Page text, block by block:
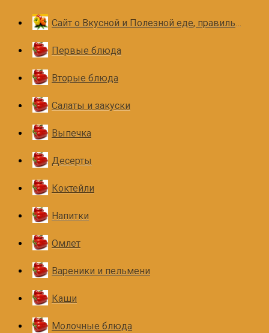
Сайт о Вкусной и Полезной еде, правильном и здоровом питании
Первые блюда
Вторые блюда
Салаты и закуски
Выпечка
Десерты
Коктейли
Напитки
Омлет
Вареники и пельмени
Каши
Молочные блюда